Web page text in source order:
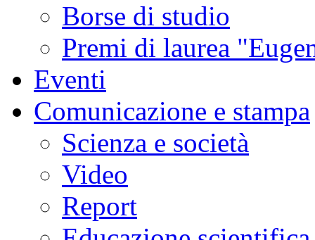
Borse di studio
Premi di laurea
Eventi
Comunicazione e stampa
Scienza e società
Video
Report